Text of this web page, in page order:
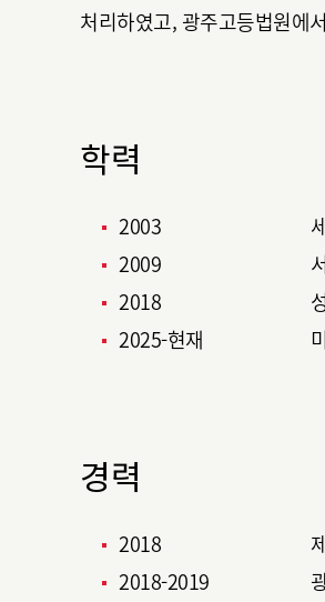
처리하였고, 광주고등법원에
학력
2003
2009
2018
2025-현재
경력
2018
2018-2019